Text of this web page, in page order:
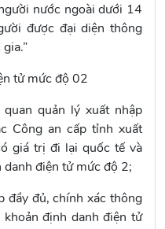
nước ngoài dưới 14
được đại diện thông
tử mức độ 02
quản lý xuất nhập
Công an cấp tỉnh xuất
giá trị đi lại quốc tế và
điện tử mức độ 2;
đầy đủ, chính xác thông
định danh điện tử